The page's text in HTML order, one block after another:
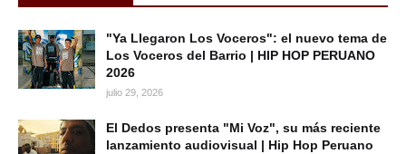
"Ya Llegaron Los Voceros": el nuevo tema de
Los Voceros del Barrio | HIP HOP PERUANO
2026
julio 29, 2026
El Dedos presenta "Mi Voz", su más reciente
lanzamiento audiovisual | Hip Hop Peruano